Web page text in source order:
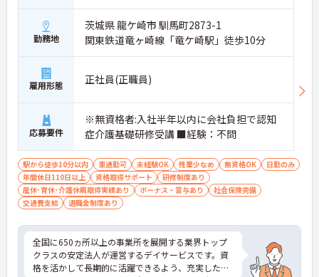
勤務地
茨城県 龍ケ崎市 馴馬町2873-1
関東鉄道竜ヶ崎線「竜ケ崎駅」徒歩10分
雇用形態 正社員(正職員)
応募要件
※無資格者:入社半年以内に会社負担で認知
症介護基礎研修受講 ■経験：不問
駅から徒歩10分以内 車通勤可 未経験OK 残業少なめ 無資格OK
日勤のみ
年間休日110日以上
資格取得サポート
研修制度あり
産休･育休･介護休暇取得実績あり
ボーナス・賞与あり
社会保険完備
交通費支給
退職金制度あり
全国に650ヵ所以上の事業所を展開する業界トップ
クラスの安定法人が運営するデイサービスです。資
格を活かして長期的に活躍できるよう、充実した待